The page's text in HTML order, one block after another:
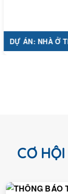
NHÀ Ở THẤP
CƠ